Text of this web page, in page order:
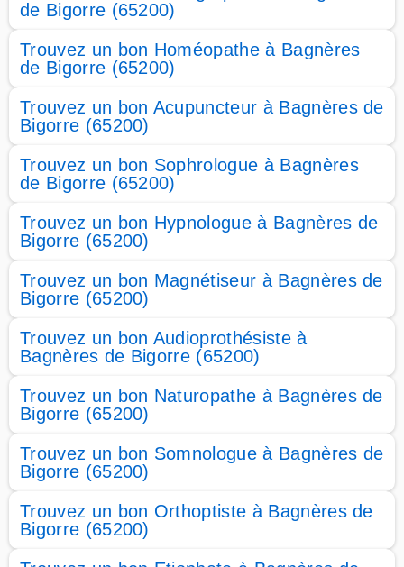
de Bigorre (65200)
Trouvez un bon Homéopathe à Bagnères
de Bigorre (65200)
Trouvez un bon Acupuncteur à Bagnères de
Bigorre (65200)
Trouvez un bon Sophrologue à Bagnères
de Bigorre (65200)
Trouvez un bon Hypnologue à Bagnères de
Bigorre (65200)
Trouvez un bon Magnétiseur à Bagnères de
Bigorre (65200)
Trouvez un bon Audioprothésiste à
Bagnères de Bigorre (65200)
Trouvez un bon Naturopathe à Bagnères de
Bigorre (65200)
Trouvez un bon Somnologue à Bagnères de
Bigorre (65200)
Trouvez un bon Orthoptiste à Bagnères de
Bigorre (65200)